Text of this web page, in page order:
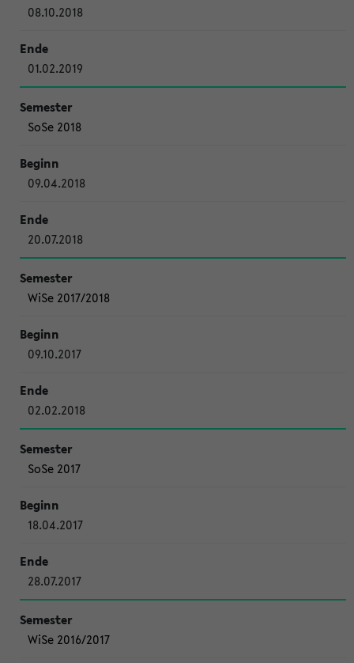
08.10.2018
01.02.2019
SoSe 2018
09.04.2018
20.07.2018
WiSe 2017/2018
09.10.2017
02.02.2018
SoSe 2017
18.04.2017
28.07.2017
WiSe 2016/2017